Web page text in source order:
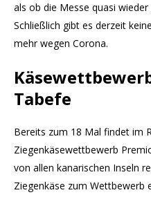
als ob die Messe quasi
Schließlich gibt es derzeit
mehr wegen Corona.
Tabefe
Bereits zum 18 Mal findet im
Ziegenkäsewettbewerb
von allen kanarischen Inseln
Ziegenkäse zum Wettbewerb